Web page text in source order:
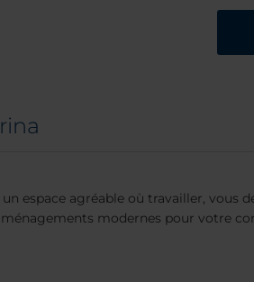
espace agréable où travailler, vous
modernes pour votre